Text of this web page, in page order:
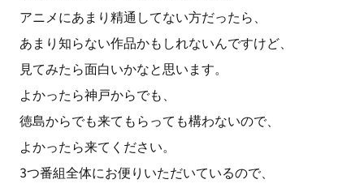
アニメにあまり精通してない方だったら、
あまり知らない作品かもしれないんですけど、
見てみたら面白いかなと思います。
よかったら神戸からでも、
徳島からでも来てもらっても構わないので、
よかったら来てください。
3つ番組全体にお便りいただいているので、